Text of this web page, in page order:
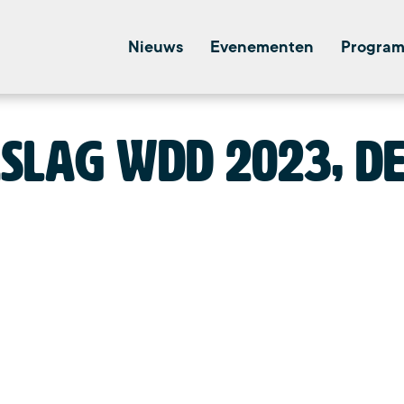
Nieuws Evenementen
WDD 2023,